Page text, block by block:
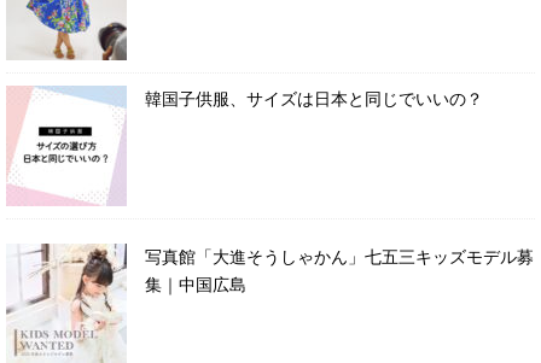
韓国子供服、サイズは日本と同じでいいの？
写真館「大進そうしゃかん」七五三キッズモデル募
集｜中国広島